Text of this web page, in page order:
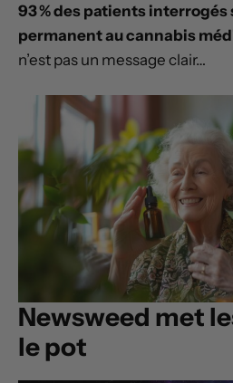
93 % des patients
permanent au cannabis
n’est pas un message clair…
Newsweed met
le pot